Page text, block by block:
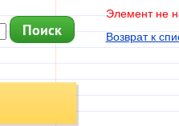
Элемент не
Возврат к